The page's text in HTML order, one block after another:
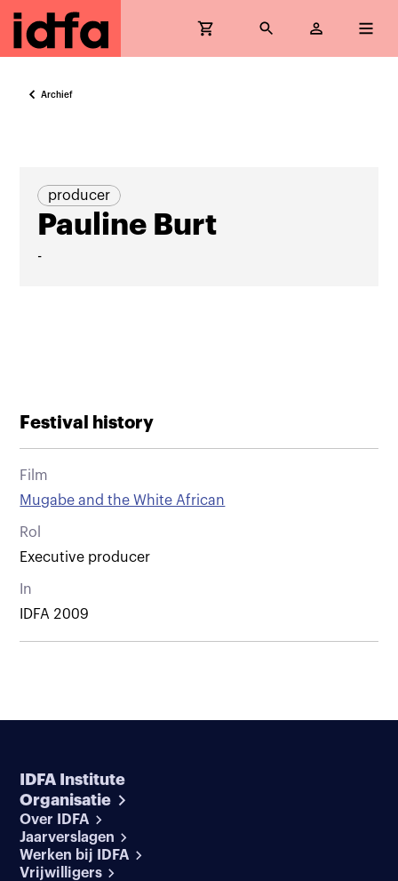
Archief
producer
Pauline Burt
-
Festival history
Film
Mugabe and the White African
Rol
Executive producer
In
IDFA 2009
IDFA Institute
Organisatie
Over IDFA
Jaarverslagen
Werken bij IDFA
Vrijwilligers